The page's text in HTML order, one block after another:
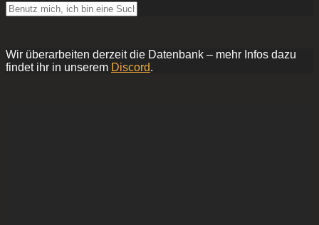
Wir überarbeiten derzeit die Datenbank – mehr Infos dazu
findet ihr in unserem Discord.